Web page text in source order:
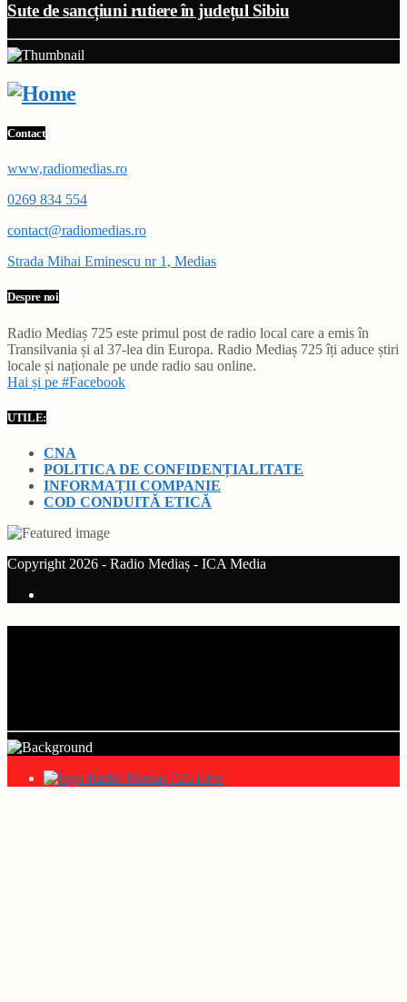
Sute de sancțiuni rutiere în județul Sibiu
Contact
www,radiomedias.ro
0269 834 554
contact@radiomedias.ro
Strada Mihai Eminescu nr 1, Medias
Despre noi
Radio Mediaș 725 este primul post de radio local care a emis în
Transilvania și al 37-lea din Europa. Radio Mediaș 725 îți aduce știri
locale și naționale pe unde radio sau online.
Hai și pe #Facebook
UTILE:
CNA
POLITICA DE CONFIDENȚIALITATE
INFORMAȚII COMPANIE
COD CONDUITĂ ETICĂ
Copyright 2026 - Radio Mediaș - ICA Media
Radio Mediaș 725 Live